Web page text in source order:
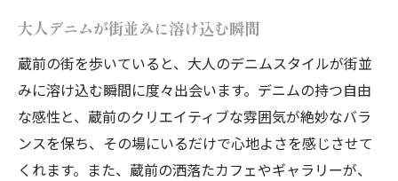
蔵前の個性を引き出すデニムの力
デニムが創る大人ファッションの革新
蔵前で感じるデニムカジュアルの魅力
デニムが体現する大人の余裕と洗練
蔵前で見つける大人のためのデニムと街並みの
大人デニムが街並みに溶け込む瞬間
蔵前の街を歩いていると、大人のデニムスタイルが街並
みに溶け込む瞬間に度々出会います。デニムの持つ自由
な感性と、蔵前のクリエイティブな雰囲気が絶妙なバラ
ンスを保ち、その場にいるだけで心地よさを感じさせて
くれます。また、蔵前の洒落たカフェやギャラリーが、